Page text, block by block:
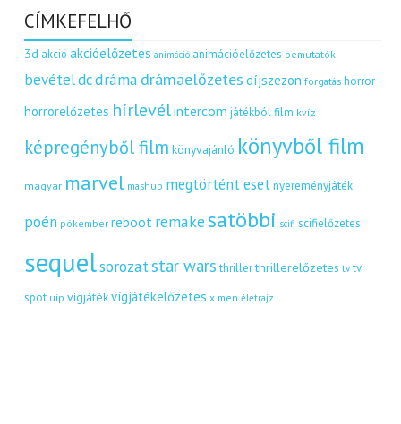
CÍMKEFELHŐ
3d akció akcióelőzetes animáció animációelőzetes bemutatók
bevételdcdráma drámaelőzetes díjszezon forgatás horror
horrorelőzetes hírlevélintercom játékból film kvíz
képregényből film könyvajánló könyvből film
magyar marvel mashup megtörtént eset nyereményjáték
poén pókember reboot remakesatöbbi scifi scifielőzetes
sequelsorozatstar wars thriller thrillerelőzetes tv tv
spot uip vígjátékvígjátékelőzetes x men életrajz